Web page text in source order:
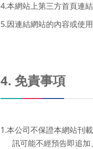
4.本網站上第三方首頁連
5.因連結網站的內容或使
4. 免責事項
1.本公司不保證本網站刊
訊可能不經預告即追加